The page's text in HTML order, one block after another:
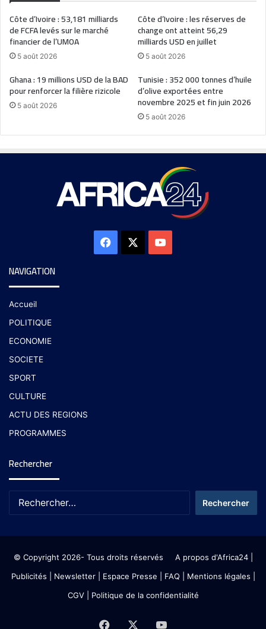
Côte d’Ivoire : 53,181 milliards
de FCFA levés sur le marché
financier de l’UMOA
5 août 2026
Côte d’Ivoire : les réserves de
change ont atteint 56,29
milliards USD en juillet
5 août 2026
Ghana : 19 millions USD de la BAD
pour renforcer la filière rizicole
5 août 2026
Tunisie : 352 000 tonnes d’huile
d’olive exportées entre
novembre 2025 et fin juin 2026
5 août 2026
NAVIGATION
Accueil
POLITIQUE
ECONOMIE
SOCIETE
SPORT
CULTURE
ACTU DES REGIONS
PROGRAMMES
Rechercher
© Copyright 2026- Tous droits réservés A propos d'Africa24|
Publicités
Newsletter| Espace Presse | FAQ | Mentions légales
CGV| Politique de la confidentialité